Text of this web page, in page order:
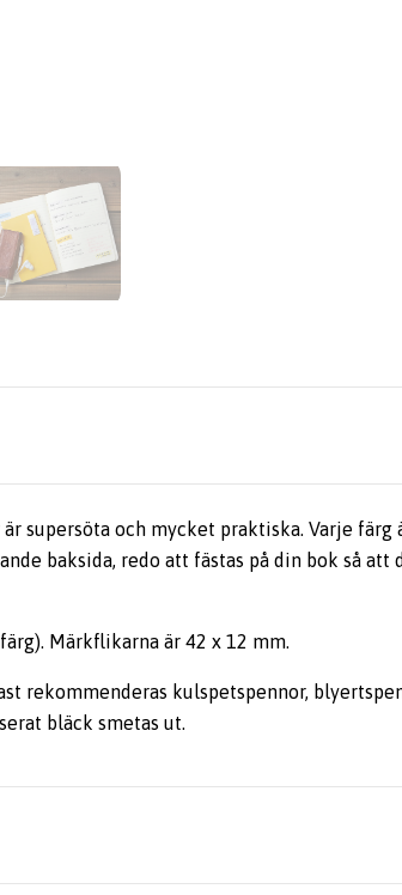
supersöta och mycket praktiska. Varje
baksida, redo att fästas på din bok så att
Märkflikarna är 42 x 12 mm.
rekommenderas kulspetspennor,
bläck smetas ut.